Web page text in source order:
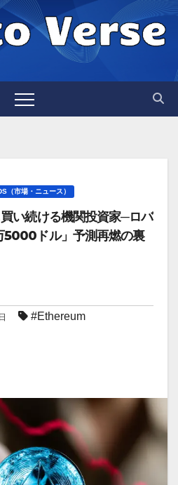
（市場・ニュース）
い続ける機関投資家─ロバ
5000ドル」予測再燃の裏
#Ethereum